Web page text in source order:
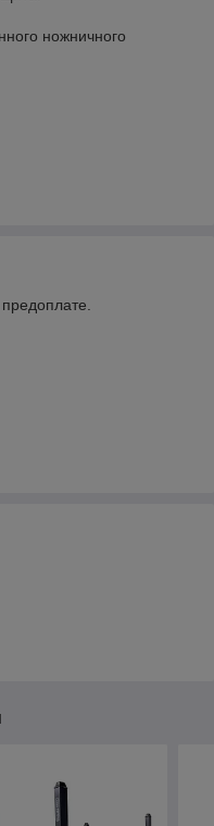
ножничного